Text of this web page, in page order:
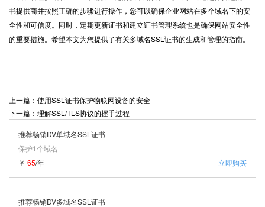
书提供商并按照正确的步骤进行操作，您可以确保企业网站在多个域名下的安
全性和可信度。同时，定期更新证书和建立证书管理系统也是确保网站安全性
的重要措施。希望本文为您提供了有关多域名SSL证书的生成和管理的指南。
上一篇：使用SSL证书保护物联网设备的安全
下一篇：理解SSL/TLS协议的握手过程
推荐畅销DV单域名SSL证书
保护1个域名
立即购买
￥ 65/年
推荐畅销DV多域名SSL证书